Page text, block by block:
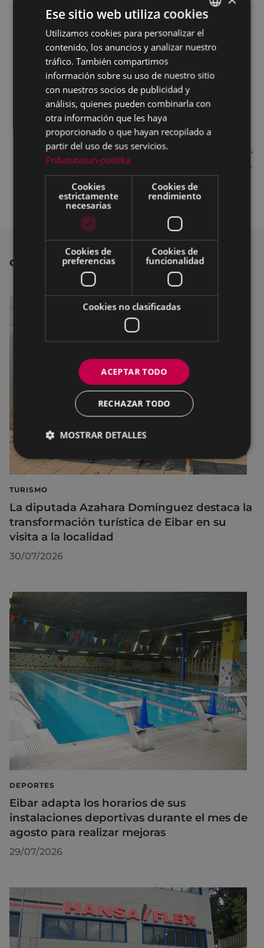
Nuevos canales de comunicación: Se ha creado
una cuenta en Instagram para informar a los
ciudadanos y se ha publicado un artículo sobre
la creación del grupo en la revista “Eta kitto”.
Colaboración con equipos deportivos: Se ha
enviado el “Decálogo de los Técnicos” a
responsables de clubes deportivos para
promover el uso responsable entre los jóvenes.
Campaña con los comercios locales: En
colaboración con la asociación de comerciantes,
se ha lanzado la campaña “Gurea erabili zeinke”,
colocando pegatinas informativas en los
comercios locales.
OTRAS NOTICIAS
TURISMO
La diputada Azahara Domínguez destaca la
transformación turística de Eibar en su
visita a la localidad
30/07/2026
DEPORTES
Eibar adapta los horarios de sus
instalaciones deportivas durante el mes de
agosto para realizar mejoras
29/07/2026
BASQUE
SPANISH
Ese sitio web utiliza cookies
Utilizamos cookies para personalizar el
contenido, los anuncios y analizar nuestro
tráfico. También compartimos
información sobre su uso de nuestro sitio
con nuestros socios de publicidad y
análisis, quienes pueden combinarla con
otra información que les haya
proporcionado o que hayan recopilado a
partir del uso de sus servicios.
Pribatutasun-politika
Cookies
estrictamente
necesarias
Cookies de
rendimiento
Cookies de
preferencias
Cookies de
funcionalidad
Cookies no clasificadas
ACEPTAR TODO
RECHAZAR TODO
MOSTRAR DETALLES